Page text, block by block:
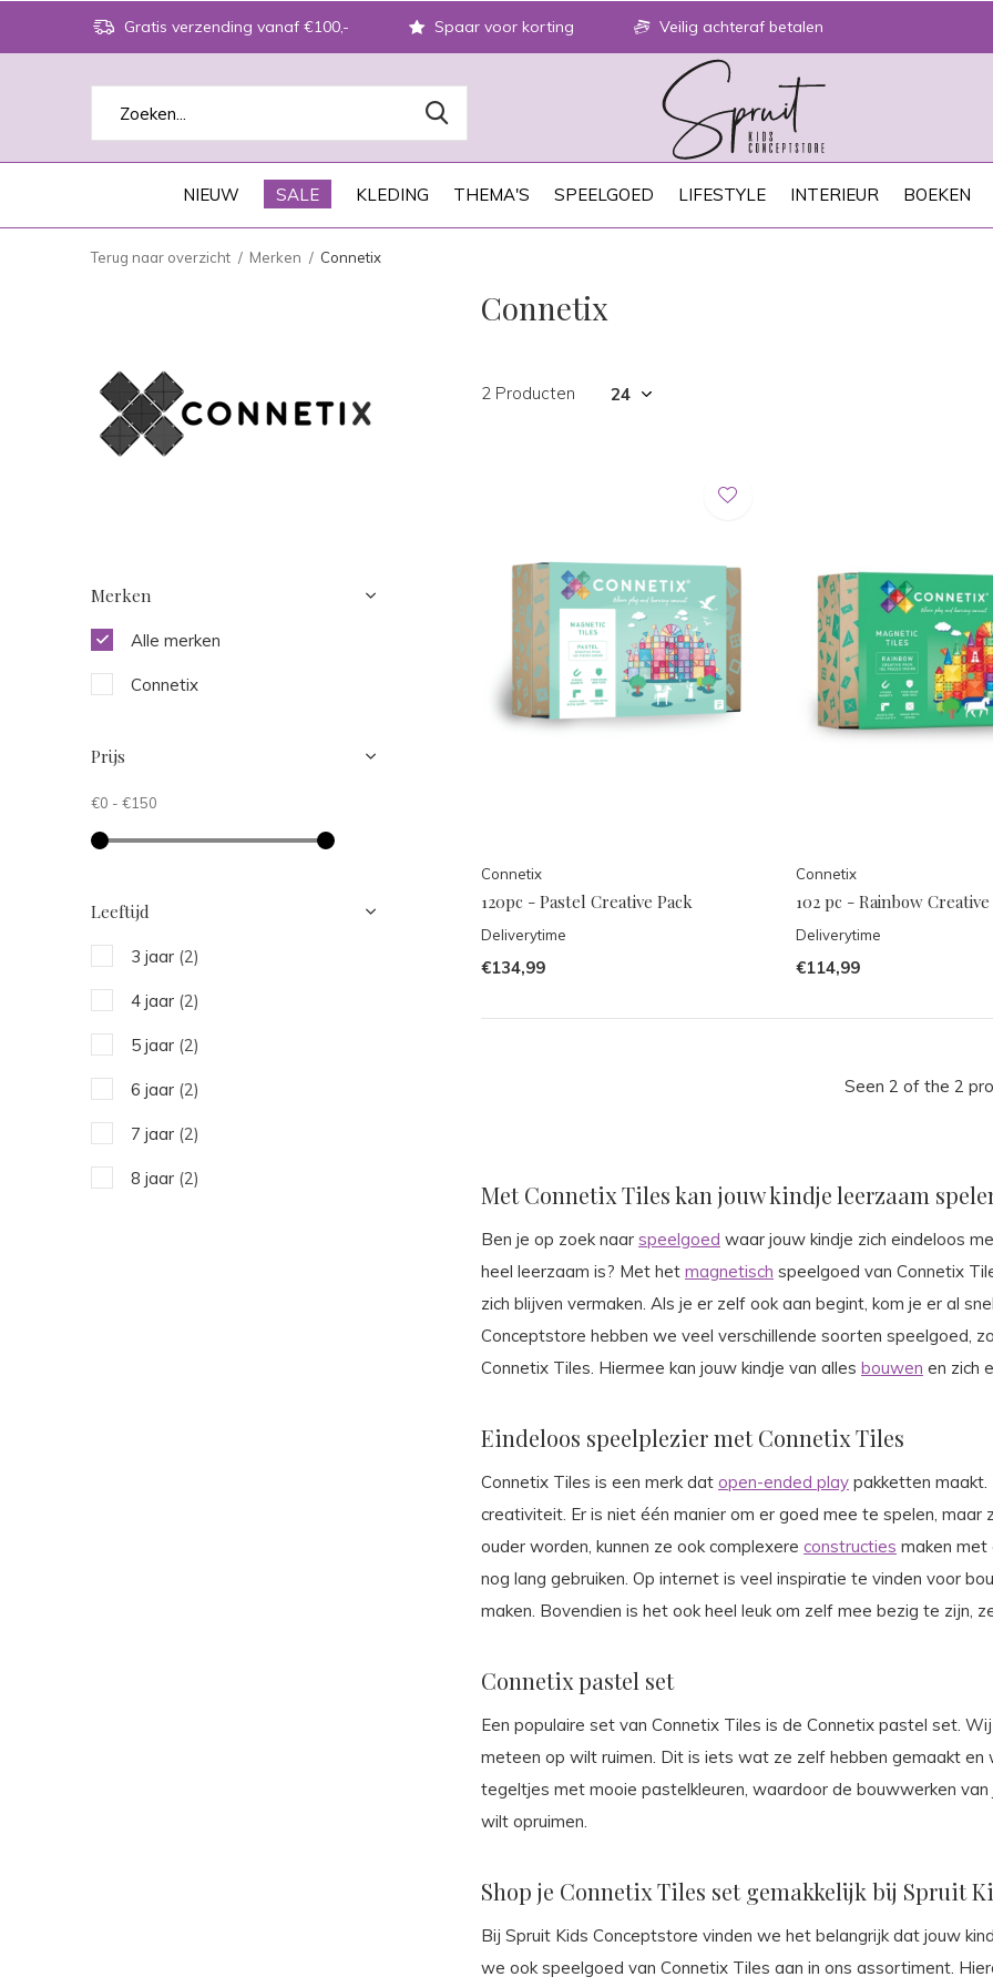
NIEUW SALE KLEDING THEMA'S SPEELGOED LIFESTYLE INTERIEUR BOEKEN
Gratis verzending vanaf €100,- Spaar voor korting Veilig achteraf betalen
Terug naar overzicht Merken Connetix
Connetix
2 Producten
Connetix
120pc - Pastel Creative Pack
Deliverytime
€134,99
Connetix
102 pc - Rainbow
Deliverytime
€114,99
Seen 2 of the 2
Met Connetix Tiles kan jouw kindje leerzaam
Ben je op zoek naar speelgoed waar jouw kindje zich eindeloos
heel leerzaam is? Met het magnetisch speelgoed van Connetix
zich blijven vermaken. Als je er zelf ook aan begint, kom je er al
Conceptstore hebben we veel verschillende soorten speelgoed,
Connetix Tiles. Hiermee kan jouw kindje van alles bouwen en zich
Eindeloos speelplezier met Connetix Tiles
Connetix Tiles is een merk dat open-ended play pakketten maakt.
creativiteit. Er is niet één manier om er goed mee te spelen, maar
ouder worden, kunnen ze ook complexere constructies maken met
nog lang gebruiken. Op internet is veel inspiratie te vinden voor
maken. Bovendien is het ook heel leuk om zelf mee bezig te zijn,
Connetix pastel set
Een populaire set van Connetix Tiles is de Connetix pastel set.
meteen op wilt ruimen. Dit is iets wat ze zelf hebben gemaakt
tegeltjes met mooie pastelkleuren, waardoor de bouwwerken
wilt opruimen.
Shop je Connetix Tiles set gemakkelijk bij Spruit
Bij Spruit Kids Conceptstore vinden we het belangrijk dat jouw
we ook speelgoed van Connetix Tiles aan in ons assortiment.
Merken
Alle merken
Connetix
Prijs
€0 - €150
Leeftijd
3 jaar (2)
4 jaar (2)
5 jaar (2)
6 jaar (2)
7 jaar (2)
8 jaar (2)